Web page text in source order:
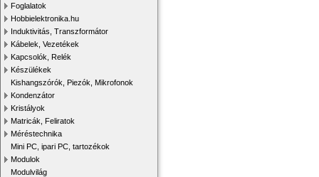
Foglalatok
Hobbielektronika.hu
Induktivitás, Transzformátor
Kábelek, Vezetékek
Kapcsolók, Relék
Készülékek
Kishangszórók, Piezók, Mikrofonok
Kondenzátor
Kristályok
Matricák, Feliratok
Méréstechnika
Mini PC, ipari PC, tartozékok
Modulok
Modulvilág